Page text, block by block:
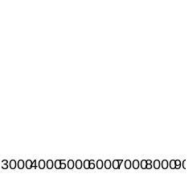
300040005000600070008000